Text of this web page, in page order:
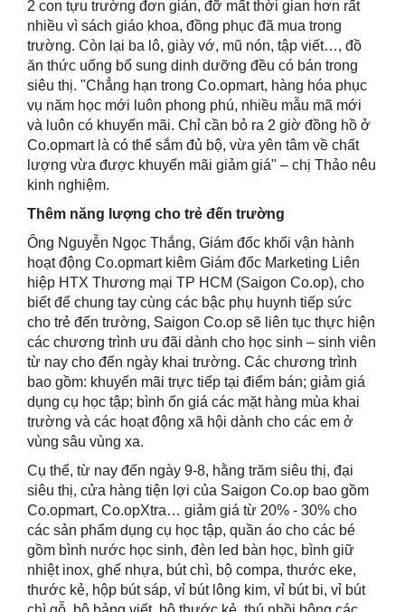
2 con tựu trường đơn giản, đỡ mất thời gian hơn rất
nhiều vì sách giáo khoa, đồng phục đã mua trong
trường. Còn lại ba lô, giày vớ, mũ nón, tập viết…, đồ
ăn thức uống bổ sung dinh dưỡng đều có bán trong
siêu thị. "Chẳng hạn trong Co.opmart, hàng hóa phục
vụ năm học mới luôn phong phú, nhiều mẫu mã mới
và luôn có khuyến mãi. Chỉ cần bỏ ra 2 giờ đồng hồ ở
Co.opmart là có thể sắm đủ bộ, vừa yên tâm về chất
lượng vừa được khuyến mãi giảm giá" – chị Thảo nêu
kinh nghiệm.
Thêm năng lượng cho trẻ đến trường
Ông Nguyễn Ngọc Thắng, Giám đốc khối vận hành
hoạt động Co.opmart kiêm Giám đốc Marketing Liên
hiệp HTX Thương mại TP HCM (Saigon Co.op), cho
biết để chung tay cùng các bậc phụ huynh tiếp sức
cho trẻ đến trường, Saigon Co.op sẽ liên tục thực hiện
các chương trình ưu đãi dành cho học sinh – sinh viên
từ nay cho đến ngày khai trường. Các chương trình
bao gồm: khuyến mãi trực tiếp tại điểm bán; giảm giá
dụng cụ học tập; bình ổn giá các mặt hàng mùa khai
trường và các hoạt động xã hội dành cho các em ở
vùng sâu vùng xa.
Cụ thể, từ nay đến ngày 9-8, hằng trăm siêu thị, đại
siêu thị, cửa hàng tiện lợi của Saigon Co.op bao gồm
Co.opmart, Co.opXtra… giảm giá từ 20% - 30% cho
các sản phẩm dụng cụ học tập, quần áo cho các bé
gồm bình nước học sinh, đèn led bàn học, bình giữ
nhiệt inox, ghế nhựa, bút chì, bộ compa, thước eke,
thước kẻ, hộp bút sáp, vỉ bút lông kim, vỉ bút bi, vỉ bút